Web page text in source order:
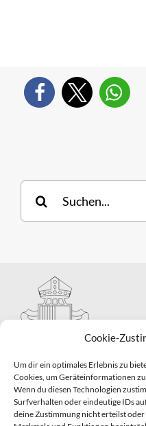
Cookie-
Um dir ein optimales Erlebnis zu
Cookies, um Geräteinformationen
Wenn du diesen Technologien
Surfverhalten oder eindeutige IDs
deine Zustimmung nicht erteilst
nach:
Hauptabteilung II – Seelsorge
Pastorale Grunddienste und
Telefon: 0821 3166-2593